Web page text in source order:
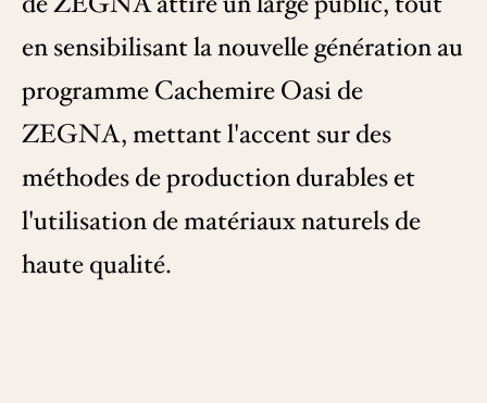
en sensibilisant la nouvelle génération au
programme Cachemire Oasi de
ZEGNA, mettant l'accent sur des
méthodes de production durables et
l'utilisation de matériaux naturels de
haute qualité.